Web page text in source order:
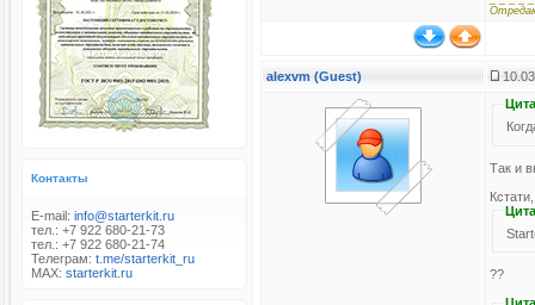
Контакты
E-mail: info@starterkit.ru
тел.: +7 922 680-21-73
тел.: +7 922 680-21-74
Телеграм: t.me/starterkit_ru
MAX: starterkit.ru
alexvm (Guest)
Так и
??